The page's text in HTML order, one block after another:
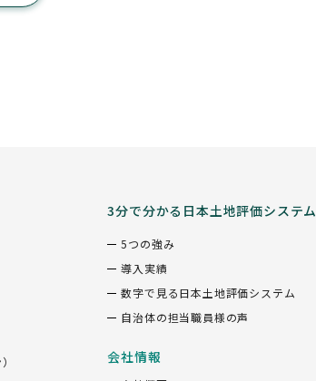
3分で分かる日本土地評価システム
5つの強み
導入実績
数字で見る日本土地評価システム
自治体の担当職員様の声
会社情報